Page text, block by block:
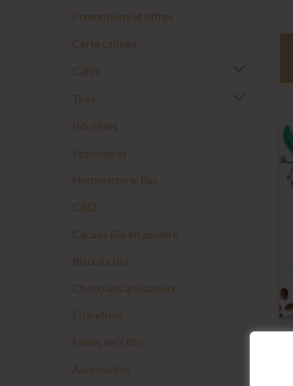
Promotions et offres
Carte cadeau
Cafés
Thés
Infusions
Ephémères
Herboristerie Bio
CBD
Cacaos Bio en poudre
Biscuits bio
Chocolats artisanaux
Friandises
Fruits secs Bio
Accessoires